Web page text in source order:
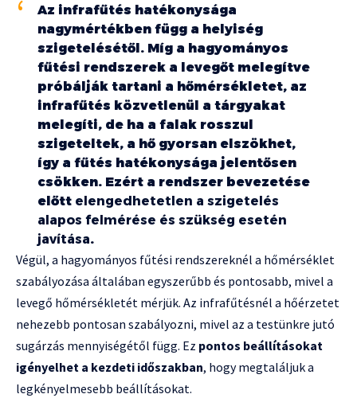
Az infrafűtés hatékonysága
nagymértékben függ a helyiség
szigetelésétől. Míg a hagyományos
fűtési rendszerek a levegőt melegítve
próbálják tartani a hőmérsékletet, az
infrafűtés közvetlenül a tárgyakat
melegíti, de ha a falak rosszul
szigeteltek, a hő gyorsan elszökhet,
így a fűtés hatékonysága jelentősen
csökken. Ezért a rendszer bevezetése
előtt elengedhetetlen a szigetelés
alapos felmérése és szükség esetén
javítása.
Végül, a hagyományos fűtési rendszereknél a hőmérséklet
szabályozása általában egyszerűbb és pontosabb, mivel a
levegő hőmérsékletét mérjük. Az infrafűtésnél a hőérzetet
nehezebb pontosan szabályozni, mivel az a testünkre jutó
sugárzás mennyiségétől függ. Ez pontos beállításokat
igényelhet a kezdeti időszakban, hogy megtaláljuk a
legkényelmesebb beállításokat.